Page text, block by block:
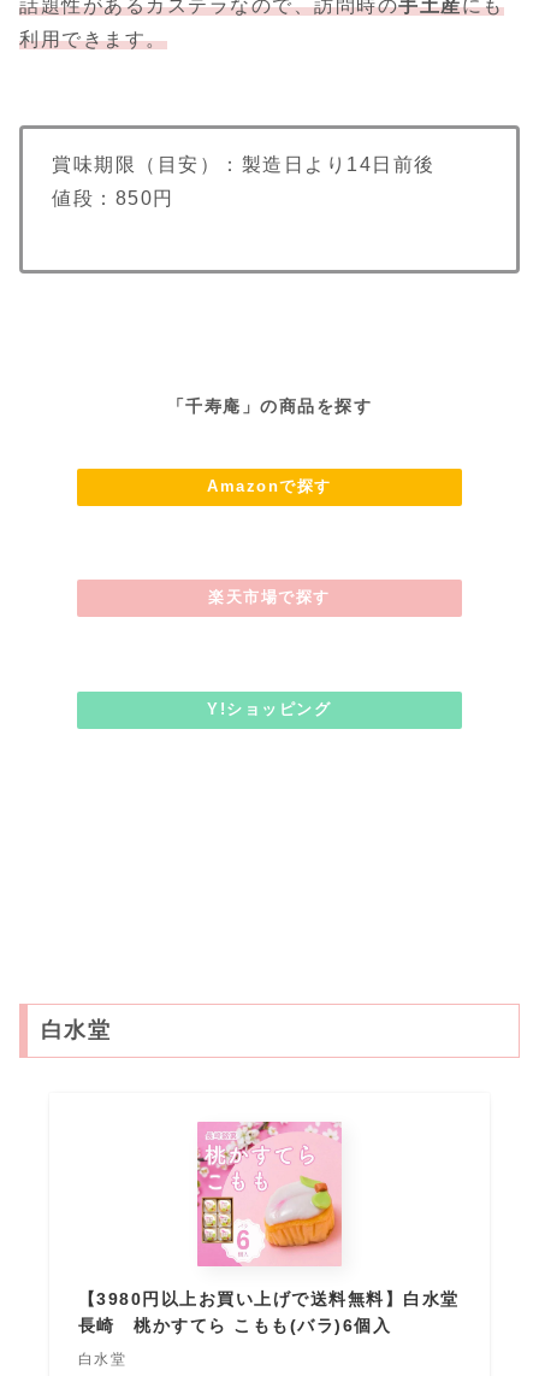
話題性があるカステラなので、訪問時の手土産にも
利用できます。
賞味期限（目安）：製造日より14日前後
値段：850円
「千寿庵」の商品を探す
Amazonで探す
楽天市場で探す
Y!ショッピング
白水堂
【3980円以上お買い上げで送料無料】白水堂
長崎 桃かすてら こもも(バラ)6個入
白水堂